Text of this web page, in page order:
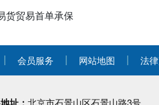
货贸易首单承保
会员服务 网站地图 法
北京市石景山区石景山路3号